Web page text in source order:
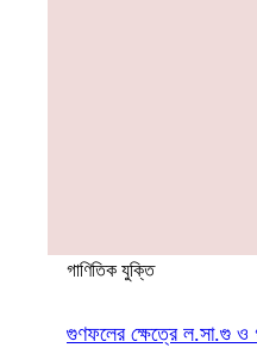
গাণিতিক যুক্তি
গুণফলের ক্ষেত্রে ল.সা.গু ও